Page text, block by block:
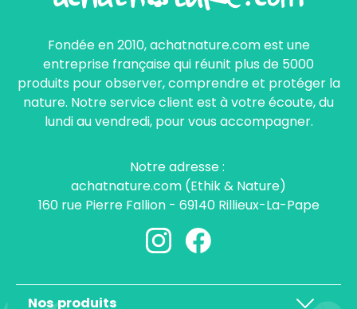
Fondée en 2010, achatnature.com est une
entreprise française qui réunit plus de 5000
produits pour observer, comprendre et protéger la
nature. Notre service client est à votre écoute, du
lundi au vendredi, pour vous accompagner.
Notre adresse :
achatnature.com (Ethik & Nature)
160 rue Pierre Fallion - 69140 Rillieux-La-Pape
Nos produits